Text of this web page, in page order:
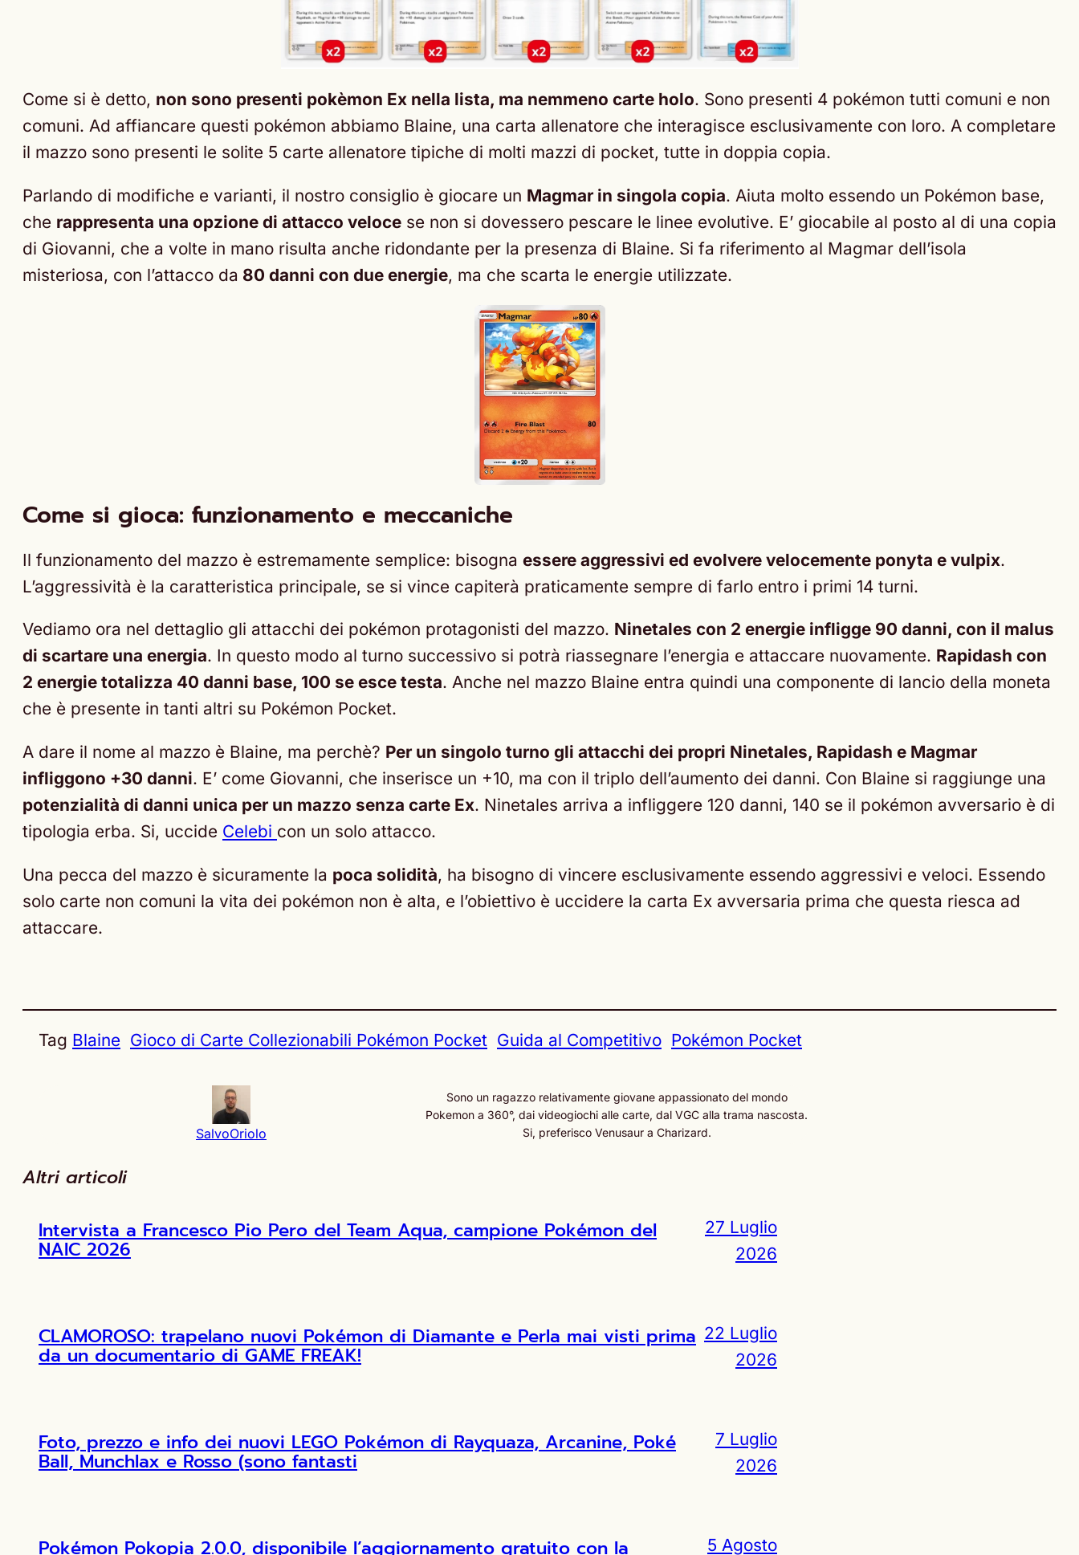
Come si è detto, non sono presenti pokèmon Ex nella lista, ma nemmeno carte holo. Sono presenti 4 pokémon tutti comuni e non
comuni. Ad affiancare questi pokémon abbiamo Blaine, una carta allenatore che interagisce esclusivamente con loro. A completare
il mazzo sono presenti le solite 5 carte allenatore tipiche di molti mazzi di pocket, tutte in doppia copia.
Parlando di modifiche e varianti, il nostro consiglio è giocare un Magmar in singola copia. Aiuta molto essendo un Pokémon base,
che rappresenta una opzione di attacco veloce se non si dovessero pescare le linee evolutive. E’ giocabile al posto al di una copia
di Giovanni, che a volte in mano risulta anche ridondante per la presenza di Blaine. Si fa riferimento al Magmar dell’isola
misteriosa, con l’attacco da 80 danni con due energie, ma che scarta le energie utilizzate.
Come si gioca: funzionamento e meccaniche
Il funzionamento del mazzo è estremamente semplice: bisogna essere aggressivi ed evolvere velocemente ponyta e vulpix.
L’aggressività è la caratteristica principale, se si vince capiterà praticamente sempre di farlo entro i primi 14 turni.
Vediamo ora nel dettaglio gli attacchi dei pokémon protagonisti del mazzo. Ninetales con 2 energie infligge 90 danni, con il malus
di scartare una energia. In questo modo al turno successivo si potrà riassegnare l’energia e attaccare nuovamente. Rapidash con
2 energie totalizza 40 danni base, 100 se esce testa. Anche nel mazzo Blaine entra quindi una componente di lancio della moneta
che è presente in tanti altri su Pokémon Pocket.
A dare il nome al mazzo è Blaine, ma perchè? Per un singolo turno gli attacchi dei propri Ninetales, Rapidash e Magmar
infliggono +30 danni. E’ come Giovanni, che inserisce un +10, ma con il triplo dell’aumento dei danni. Con Blaine si raggiunge una
potenzialità di danni unica per un mazzo senza carte Ex. Ninetales arriva a infliggere 120 danni, 140 se il pokémon avversario è di
tipologia erba. Si, uccide Celebi con un solo attacco.
Una pecca del mazzo è sicuramente la poca solidità, ha bisogno di vincere esclusivamente essendo aggressivi e veloci. Essendo
solo carte non comuni la vita dei pokémon non è alta, e l’obiettivo è uccidere la carta Ex avversaria prima che questa riesca ad
attaccare.
Tag Blaine Gioco di Carte Collezionabili Pokémon Pocket Guida al Competitivo Pokémon Pocket
SalvoOriolo
Sono un ragazzo relativamente giovane appassionato del mondo
Pokemon a 360°, dai videogiochi alle carte, dal VGC alla trama nascosta.
Si, preferisco Venusaur a Charizard.
Altri articoli
Intervista a Francesco Pio Pero del Team Aqua, campione Pokémon del
NAIC 2026
27 Luglio
2026
CLAMOROSO: trapelano nuovi Pokémon di Diamante e Perla mai visti prima
da un documentario di GAME FREAK!
22 Luglio
2026
Foto, prezzo e info dei nuovi LEGO Pokémon di Rayquaza, Arcanine, Poké
Ball, Munchlax e Rosso (sono fantasti
7 Luglio
2026
Pokémon Pokopia 2.0.0, disponibile l’aggiornamento gratuito con la 5 Agosto